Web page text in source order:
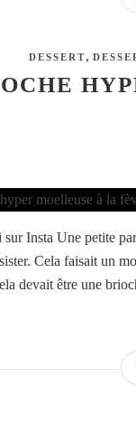
DESSERT,
sur Insta Une petite
Cela faisait un
devait être une